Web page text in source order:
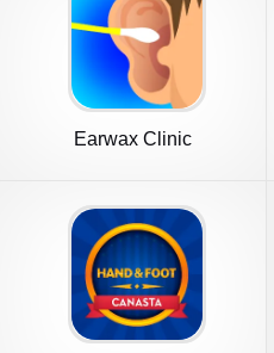
Earwax Clinic